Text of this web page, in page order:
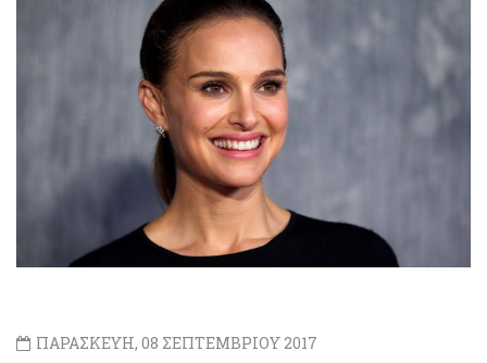
ΠΑΡΑΣΚΕΥΗ, 08 ΣΕΠΤΕΜΒΡΙΟΥ 2017